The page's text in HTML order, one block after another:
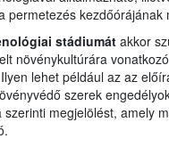
permetezés kezdőórájának
stádiumátakkor
növénykultúrára
lehet például az az
szerek
megjelölést, amely